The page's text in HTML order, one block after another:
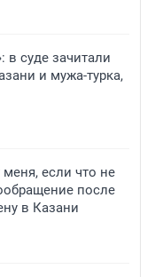
в суде зачитали
и мужа-турка,
если что не
после
в Казани